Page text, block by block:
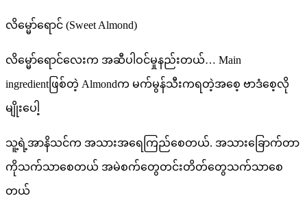
လိမ္မော်ရောင် (Sweet Almond)
လိမ္မော်ရောင်လေးက အဆီပါဝင်မှုနည်းတယ်… Main
ingredientဖြစ်တဲ့ Almondက မက်မွန်သီးကရတဲ့အစေ့ ဗာဒံစေ့လို
မျိုးပေါ့
သူ့ရဲ့အာနိသင်က အသားအရေကြည်စေတယ်. အသားခြောက်တာ
ကိုသက်သာစေတယ် အမဲစက်တွေတင်းတိတ်တွေသက်သာစေ
တယ်